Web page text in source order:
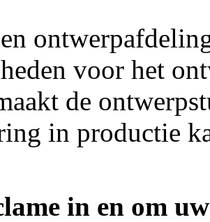
voor het
de
in productie
in en om